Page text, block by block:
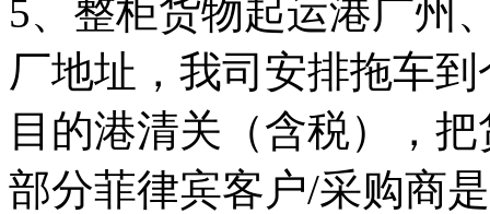
5、整柜货物起运港广州
厂地址，我司安排拖车
目的港清关（含税），
部分菲律宾客户/采购商